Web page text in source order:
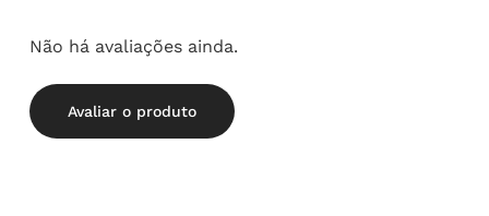
Não há avaliações ainda.
Avaliar o produto